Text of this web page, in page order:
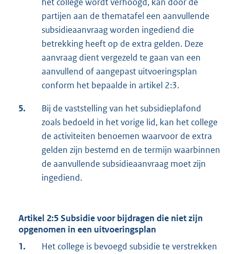
het college wordt verhoogd, kan door de
partijen aan de thematafel een aanvullende
subsidieaanvraag worden ingediend die
betrekking heeft op de extra gelden. Deze
aanvraag dient vergezeld te gaan van een
aanvullend of aangepast uitvoeringsplan
conform het bepaalde in artikel 2:3.
5.
Bij de vaststelling van het subsidieplafond
zoals bedoeld in het vorige lid, kan het college
de activiteiten benoemen waarvoor de extra
gelden zijn bestemd en de termijn waarbinnen
de aanvullende subsidieaanvraag moet zijn
ingediend.
Artikel 2:5 Subsidie voor bijdragen die niet zijn
opgenomen in een uitvoeringsplan
1.
Het college is bevoegd subsidie te verstrekken